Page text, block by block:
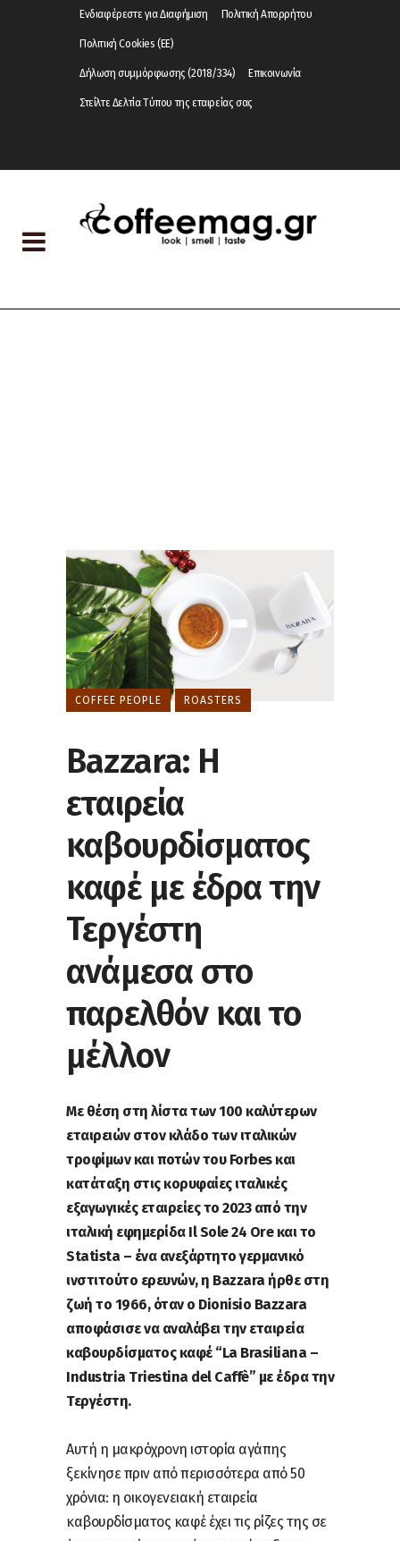
Ενδιαφέρεστε για Διαφήμιση Πολιτική Απορρήτου
Πολιτική Cookies (ΕΕ)
Δήλωση συμμόρφωσης (2018/334) Επικοινωνία
Στείλτε Δελτία Τύπου της εταιρείας σας
COFFEE PEOPLE ROASTERS
Bazzara: Η
εταιρεία
καβουρδίσματος
καφέ με έδρα την
Τεργέστη
ανάμεσα στο
παρελθόν και το
μέλλον
Με θέση στη λίστα των 100 καλύτερων
εταιρειών στον κλάδο των ιταλικών
τροφίμων και ποτών του Forbes και
κατάταξη στις κορυφαίες ιταλικές
εξαγωγικές εταιρείες το 2023 από την
ιταλική εφημερίδα Il Sole 24 Ore και το
Statista – ένα ανεξάρτητο γερμανικό
ινστιτούτο ερευνών, η Bazzara ήρθε στη
ζωή το 1966, όταν ο Dionisio Bazzara
αποφάσισε να αναλάβει την εταιρεία
καβουρδίσματος καφέ “La Brasiliana –
Industria Triestina del Caffè” με έδρα την
Τεργέστη.
Αυτή η μακρόχρονη ιστορία αγάπης
ξεκίνησε πριν από περισσότερα από 50
χρόνια: η οικογενειακή εταιρεία
καβουρδίσματος καφέ έχει τις ρίζες της σε